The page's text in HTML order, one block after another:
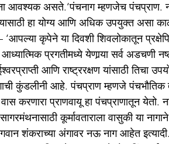
आवश्यक असते.‘पंचनाग म्हणजेच पंचप्राण.
हा योग्य आणि अधिक उपयुक्‍त असा
कृपेने या दिवशी शिवलोकातून
प्रगतीमध्ये येणार्‍या सर्व अडचणी
आणि राष्ट्ररक्षण यांसाठी तिचा
कुंडलीनी आहे. पंचप्राण म्हणजे पंचभौतिक
करणारा प्राणवायू हा पंचप्राणातून येतो.
कूर्मावताराला वासुकी या
शंकराच्या अंगावर नऊ नाग आहेत